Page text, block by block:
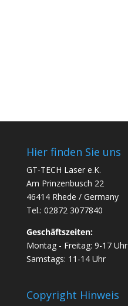
Hier finden Sie uns
GT-TECH Laser e.K.
Am Prinzenbusch 22
46414 Rhede / Germany
Tel.: 02872 3077840
Geschäftszeiten:
Montag - Freitag: 9-17 Uhr
Samstags: 11-14 Uhr
Copyright Hinweis